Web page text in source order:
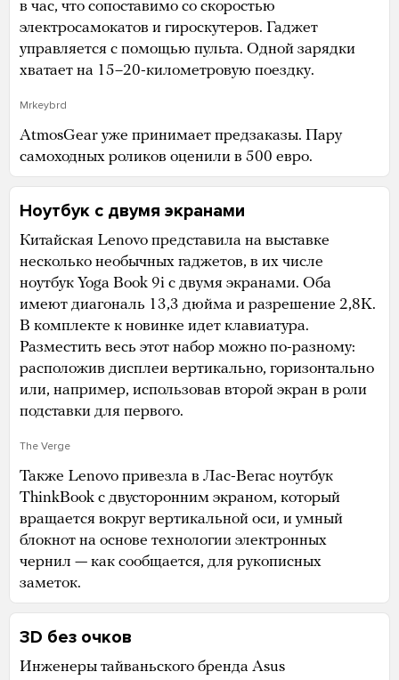
в час, что сопоставимо со скоростью
электросамокатов и гироскутеров. Гаджет
управляется с помощью пульта. Одной зарядки
хватает на 15–20-километровую поездку.
Mrkeybrd
AtmosGear уже принимает предзаказы. Пару
самоходных роликов оценили в 500 евро.
Ноутбук с двумя экранами
Китайская Lenovo представила на выставке
несколько необычных гаджетов, в их числе
ноутбук Yoga Book 9i с двумя экранами. Оба
имеют диагональ 13,3 дюйма и разрешение 2,8K.
В комплекте к новинке идет клавиатура.
Разместить весь этот набор можно по-разному:
расположив дисплеи вертикально, горизонтально
или, например, использовав второй экран в роли
подставки для первого.
The Verge
Также Lenovo привезла в Лас-Вегас ноутбук
ThinkBook с двусторонним экраном, который
вращается вокруг вертикальной оси, и умный
блокнот на основе технологии электронных
чернил — как сообщается, для рукописных
заметок.
3D без очков
Инженеры тайваньского бренда Asus